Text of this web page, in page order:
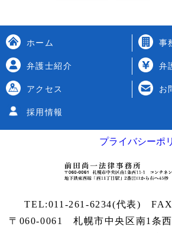
ホーム 事
弁護士紹介 弁
アクセス お
採用情報
プライバシーポ
TEL:011-261-6234(代表)
〒060-0061 札幌市中央区南1条